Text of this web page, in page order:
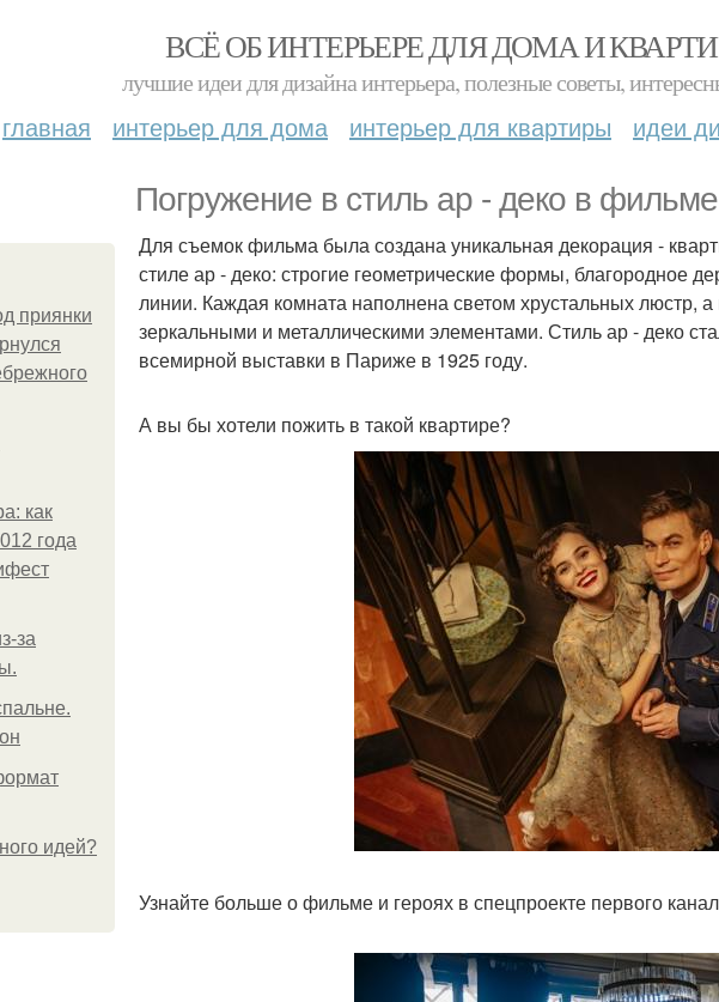
ВСЁ ОБ ИНТЕРЬЕРЕ ДЛЯ ДОМА И
лучшие идеи для дизайна интерьера, полезные советы,
главная интерьер для дома интерьер для квартиры идеи
Погружение в стиль ар - деко в
приянки
как
года
за
идей?
Для съемок фильма была создана уникальная декорация -
стиле ар - деко: строгие геометрические формы, благородное
линии. Каждая комната наполнена светом хрустальных люстр,
зеркальными и металлическими элементами. Стиль ар - деко
всемирной выставки в Париже в 1925 году.
А вы бы хотели пожить в такой квартире?
Узнайте больше о фильме и героях в спецпроекте первого